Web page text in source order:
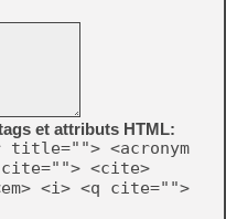
et attributs HTML:
<acronym
<cite>
<i> <q cite="">